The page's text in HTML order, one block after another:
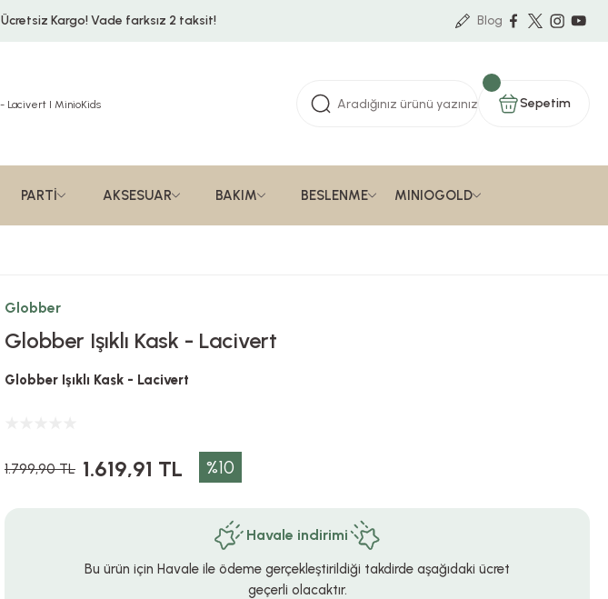
Ücretsiz Kargo!Vade farksız 2 taksit! Blog
Sepetim
PARTİ AKSESUAR BAKIM BESLENME MINIOGOLD
Globber
Globber Işıklı Kask - Lacivert
Globber Işıklı Kask - Lacivert
1.799,90 TL 1.619,91 TL %10
Havale indirimi
Bu ürün için Havale ile ödeme gerçekleştirildiği takdirde aşağıdaki ücret
geçerli olacaktır.